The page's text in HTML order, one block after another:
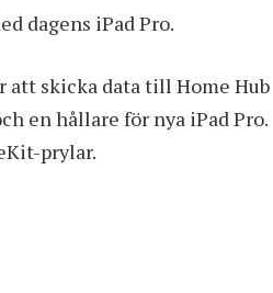
dagens iPad Pro.
skicka data till Home Hub
en hållare för nya iPad Pro.
prylar.